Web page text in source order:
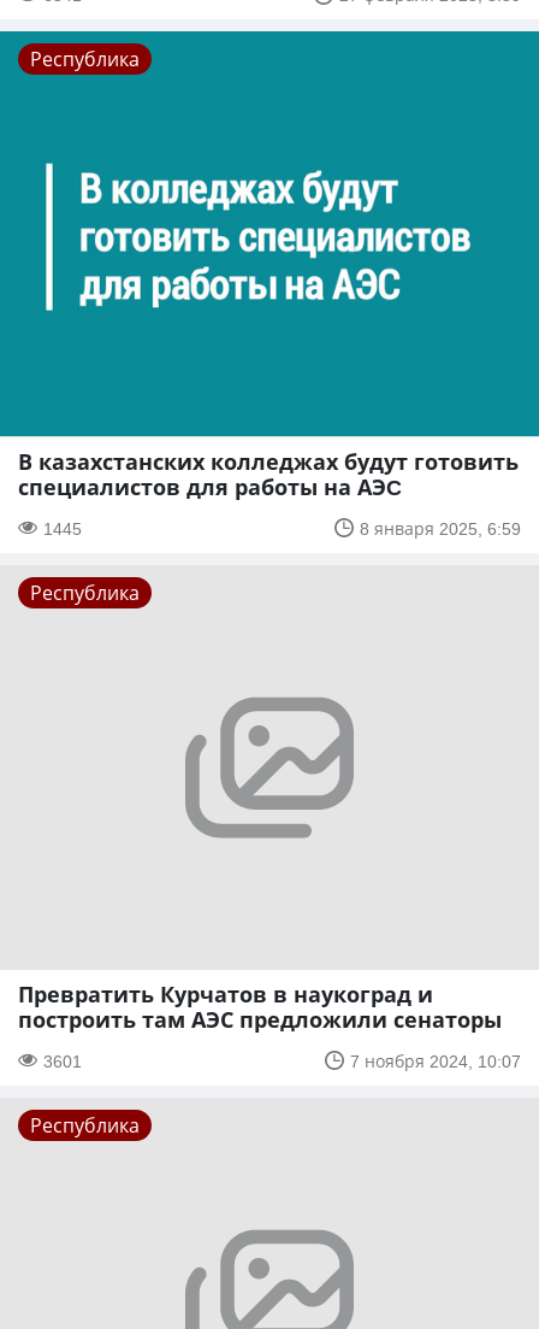
Республика
В казахстанских колледжах будут готовить
специалистов для работы на АЭC
1445 8 января 2025, 6:59
Республика
Превратить Курчатов в наукоград и
построить там АЭС предложили сенаторы
3601 7 ноября 2024, 10:07
Республика